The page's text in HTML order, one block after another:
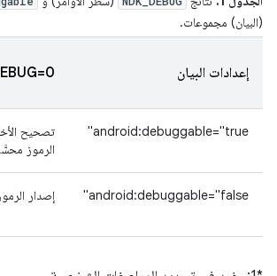
(البيان) مجموعات.
إعدادات البيان
android:debuggable="true"
تصحيح
الرموز
android:debuggable="false" إصدار